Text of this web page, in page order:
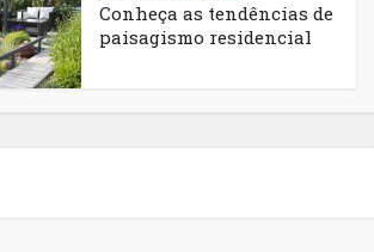
Conheça as tendências de
paisagismo residencial